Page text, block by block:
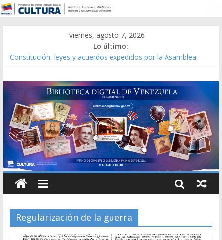
viernes, agosto 7, 2026
Lo último:
Constitución, leyes y acuerdos expedidos por la Asamblea
Modesta Bor Sánchez [material gráfico]
Gaceta Oficial de la República de Venezuela año CXXXIII Mes V,
Caracas 09 de marzo de 2006 N° 38.394
Catálogo temático de obras de Modesta Bor
Regularización de la guerra